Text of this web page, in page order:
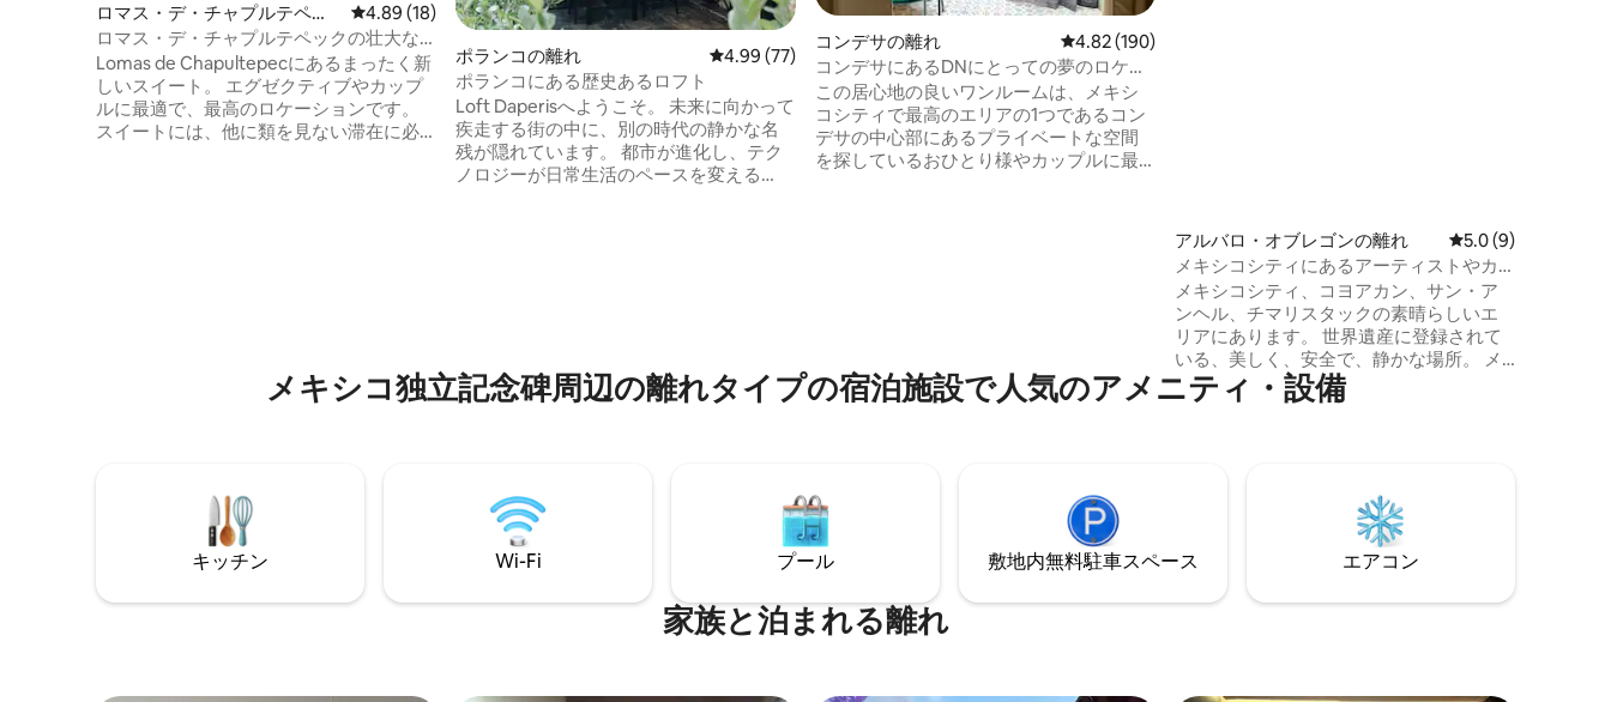
ロマス・デ・チャプルテペッ
クの離れ
レビュー18件、5つ星中4.89つ星の平均評価
4.89 (18)
ロマス・デ・チャプルテペックの壮大な
スイート！
Lomas de Chapultepecにあるまったく新
しいスイート。 エグゼクティブやカップ
ルに最適で、最高のロケーションです。
スイートには、他に類を見ない滞在に必
ポランコの離れ レビュー77件、5つ星中4.99つ星の平均評価
4.99 (77)
ポランコにある歴史あるロフト
Loft Daperisへようこそ。 未来に向かって
疾走する街の中に、別の時代の静かな名
残が隠れています。 都市が進化し、テク
ノロジーが日常生活のペースを変える
活がすぐそばに広がっています。
コンデサの離れ レビュー190件、5つ星中4.82つ星の平均評価
4.82 (190)
コンデサにあるDNにとっての夢のロケー
ション！ファイバー50mbps
この居心地の良いワンルームは、メキシ
コシティで最高のエリアの1つであるコン
デサの中心部にあるプライベートな空間
を探しているおひとり様やカップルに最
アルバロ・オブレゴンの離れ レビュー9件、5つ
5.0 (9)
メキシコシティにあるアーティストやカ
ップル向けの小さな家とスタジオ
メキシコシティ、コヨアカン、サン・ア
ンヘル、チマリスタックの素晴らしいエ
リアにあります。 世界遺産に登録されて
いる、美しく、安全で、静かな場所。 メ
キシコシティのよく守られた秘密：16世
紀の環境 素晴らしい公園、古い橋、庭
公園の公共交通機関まで徒歩圏内で、市
内の歴史地区まで数分です。
メキシコ独立記念碑周辺の離⁠れ⁠タ⁠イ⁠プの宿⁠泊⁠施⁠設で人⁠気⁠のア⁠メ⁠ニ⁠テ⁠ィ⁠・設⁠備
キッチン Wi-Fi プール 敷地内無料駐⁠車ス⁠ペ⁠ー⁠ス エアコン
家族と泊まれる離れ